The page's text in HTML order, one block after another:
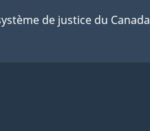
de justice du Canada